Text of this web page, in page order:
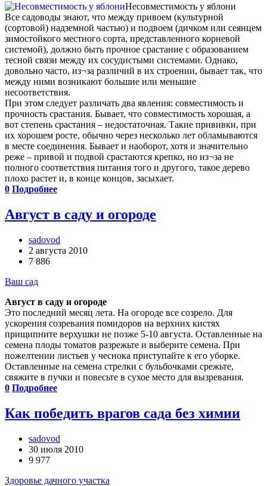
Несовместимость у яблони
Все садоводы знают, что между привоем (культурной
(сортовой) надземной частью) и подвоем (дичком или сеянцем
зимостойкого местного сорта, представленного корневой
системой), должно быть прочное срастание с образованием
тесной связи между их сосудистыми системами. Однако,
довольно часто, из¬за различий в их строении, бывает так, что
между ними возникают большие или меньшие
несоответствия.
При этом следует различать два явления: совместимость и
прочность срастания. Бывает, что совместимость хорошая, а
вот степень срастания – недостаточная. Такие прививки, при
их хорошем росте, обычно через несколько лет обламываются
в месте соединения. Бывает и наоборот, хотя и значительно
реже – привой и подвой срастаются крепко, но из¬за не
полного соответствия питания того и другого, такое дерево
плохо растет и, в конце концов, засыхает.
0 Подробнее
Август в саду и огороде
sadovod
2 августа 2010
7 886
Ваш сад
Август в саду и огороде
Это последний месяц лета. На огороде все созрело. Для
ускорения созревания помидоров на верхних кистях
прищипните верхушки не позже 5-10 августа. Оставленные на
семена плоды томатов разрежьте и выберите семена. При
пожелтении листьев у чеснока приступайте к его уборке.
Оставленные на семена стрелки с бульбочками срежьте,
свяжите в пучки и повесьте в сухое место для вызревания.
0 Подробнее
Как победить врагов сада без химии
sadovod
30 июля 2010
9 977
Здоровье дачного участка